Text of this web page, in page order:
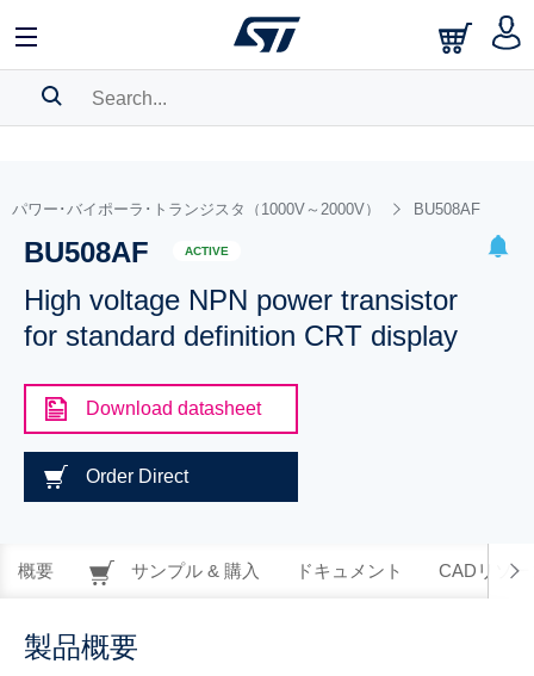
BOOKMARK
Pleaselog into show your saved searches.
パワー･バイポーラ･トランジスタ（1000V～2000V） BU508AF
BU508AF ACTIVE
High voltage NPN power transistor
for standard definition CRT display
Download datasheet
Order Direct
概要 サンプル & 購入 ドキュメント CADリソー
製品概要